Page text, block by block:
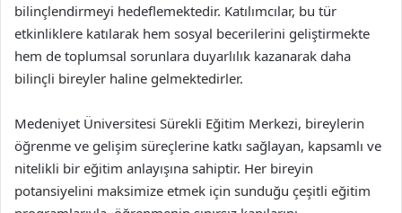
bilinçlendirmeyi hedeflemektedir. Katılımcılar, bu tür
etkinliklere katılarak hem sosyal becerilerini geliştirmekte
hem de toplumsal sorunlara duyarlılık kazanarak daha
bilinçli bireyler haline gelmektedirler.
Medeniyet Üniversitesi Sürekli Eğitim Merkezi, bireylerin
öğrenme ve gelişim süreçlerine katkı sağlayan, kapsamlı ve
nitelikli bir eğitim anlayışına sahiptir. Her bireyin
potansiyelini maksimize etmek için sunduğu çeşitli eğitim